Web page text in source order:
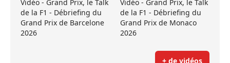
Vidéo - Grand Prix, le Talk
de la F1 - Débriefing du
Grand Prix de Barcelone
2026
Vidéo - Grand Prix, le Talk
de la F1 - Débriefing du
Grand Prix de Monaco
2026
+ de vidéos